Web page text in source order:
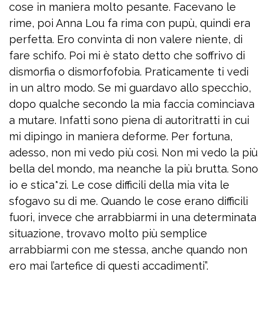
cose in maniera molto pesante. Facevano le
rime, poi Anna Lou fa rima con pupù, quindi era
perfetta. Ero convinta di non valere niente, di
fare schifo. Poi mi è stato detto che soffrivo di
dismorfia o dismorfofobia. Praticamente ti vedi
in un altro modo. Se mi guardavo allo specchio,
dopo qualche secondo la mia faccia cominciava
a mutare. Infatti sono piena di autoritratti in cui
mi dipingo in maniera deforme. Per fortuna,
adesso, non mi vedo più così. Non mi vedo la più
bella del mondo, ma neanche la più brutta. Sono
io e stica*zi. Le cose difficili della mia vita le
sfogavo su di me. Quando le cose erano difficili
fuori, invece che arrabbiarmi in una determinata
situazione, trovavo molto più semplice
arrabbiarmi con me stessa, anche quando non
ero mai l’artefice di questi accadimenti”.